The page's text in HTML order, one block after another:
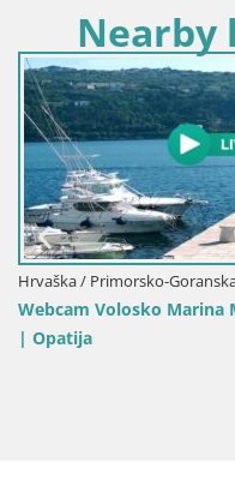
Nearby
Hrvaška / Primorsko-Goranska
Webcam Volosko Marina
| Opatija